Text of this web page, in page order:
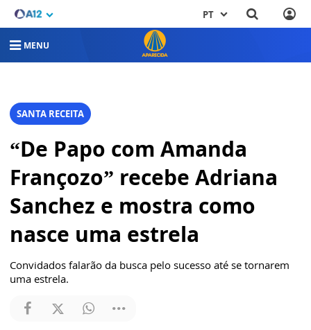
PT
MENU
SANTA RECEITA
“De Papo com Amanda
Françozo” recebe Adriana
Sanchez e mostra como
nasce uma estrela
Convidados falarão da busca pelo sucesso até se tornarem
uma estrela.